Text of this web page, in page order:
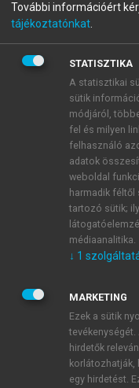
A regisztráció után a
BELÉPÉS
ÚJ FIÓK
1 óra díjmentes
E-MAIL-CÍM
JELSZÓ
JELSZÓ ÚJRA
További információért
tájékoztatónkat
STATISZTIKA
A statisztikai
sütik
módjáról,
fel és milyen
felhasználó
adatok
weboldal
harmadik
tartozó sütik;
médiaanalitika.
↓ 1
MARKETING
Ezek a sütik
hirdetők
korlátozhatják,
egy hirdetést.